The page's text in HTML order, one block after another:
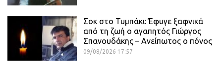
Σοκ στο Τυμπάκι: Έφυγε ξαφνικά
από τη ζωή ο αγαπητός Γιώργος
Σπανουδάκης – Ανείπωτος ο πόνος
09/08/2026 17:57